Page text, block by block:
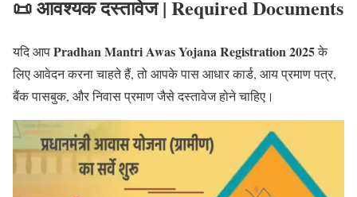
📜 आवश्यक दस्तावेज | Required Documents
यदि आपPradhan Mantri Awas Yojana Registration 2025के
लिए आवेदन करना चाहते हैं, तो आपके पास आधार कार्ड, आय प्रमाण पत्र,
बैंक पासबुक, और निवास प्रमाण जैसे दस्तावेज होने चाहिए।